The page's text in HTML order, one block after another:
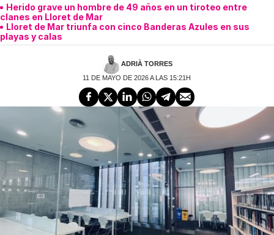
Herido grave un hombre de 49 años en un tiroteo entre
clanes en Lloret de Mar
Lloret de Mar triunfa con cinco Banderas Azules en sus
playas y calas
ADRIÀ TORRES
11 DE MAYO DE 2026 A LAS 15:21H